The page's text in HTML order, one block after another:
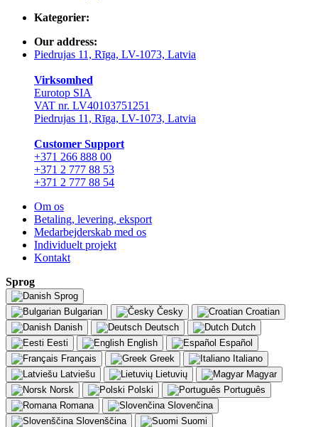
Kategorier:
Our address:
Piedrujas 11, Rīga, LV-1073, Latvia
Virksomhed
Eurotop SIA
VAT nr. LV40103751251
Piedrujas 11, Rīga, LV-1073, Latvia
Сustomer Support
+371 266 888 00
+371 2 777 88 53
+371 2 777 88 54
Om os
Betaling, levering, eksport
Medarbejderskab med os
Individuelt projekt
Kontakt
Sprog
Sprog
Bulgarian
Česky
Croatian
Danish
Deutsch
Dutch
Eesti
English
Español
Français
Greek
Italiano
Latviešu
Lietuvių
Magyar
Norsk
Polski
Português
Romana
Slovenčina
Slovenščina
Suomi